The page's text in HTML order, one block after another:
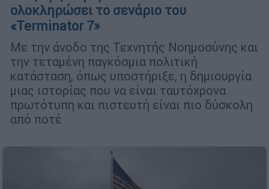
ολοκληρώσει το σενάριο του
«Terminator 7»
Με την άνοδο της Τεχνητής Νοημοσύνης και
την τεταμένη παγκόσμια πολιτική
κατάσταση, όπως υποστήριξε, η δημιουργία
μιας ιστορίας που να είναι ταυτόχρονα
πρωτότυπη και πιστευτή είναι πιο δύσκολη
από ποτέ